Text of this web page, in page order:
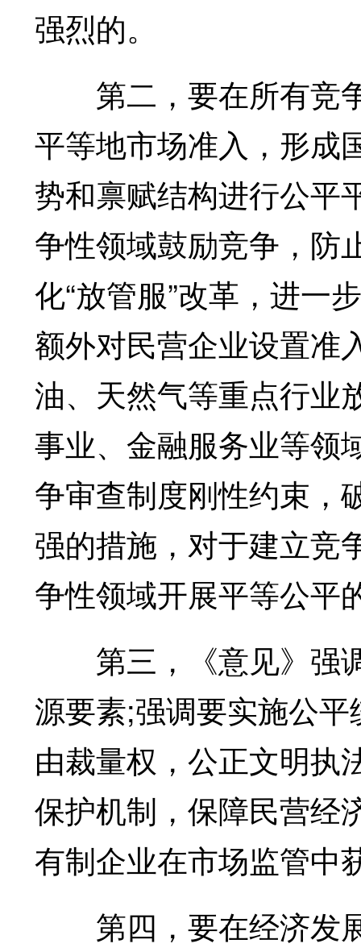
强烈的。
第二，要在所有竞
平等地市场准入，形成
势和禀赋结构进行公平
争性领域鼓励竞争，防
化“放管服”改革，进一
额外对民营企业设置准
油、天然气等重点行业
事业、金融服务业等领
争审查制度刚性约束，
强的措施，对于建立竞
争性领域开展平等公平
第三，《意见》强
源要素;强调要实施公
由裁量权，公正文明执
保护机制，保障民营经
有制企业在市场监管中
第四，要在经济发